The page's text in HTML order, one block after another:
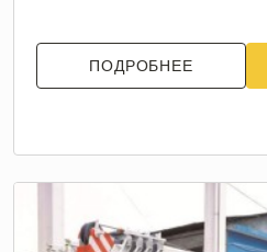
ПОДРОБНЕЕ